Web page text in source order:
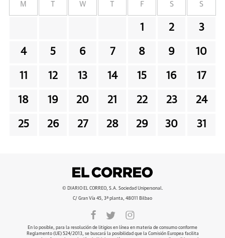
M W F S S
1 2 3
4 5 6 7 8 9 10
11 12 13 14 15 16 17
18 19 20 21 22 23 24
25 26 27 28 29 30 31
© DIARIO EL CORREO, S.A. Sociedad Unipersonal.
C/ Gran Vía 45, 3ª planta, 48011 Bilbao
En lo posible, para la resolución de litigios en línea en materia de consumo conforme
Reglamento (UE) 524/2013, se buscará la posibilidad que la Comisión Europea facilita